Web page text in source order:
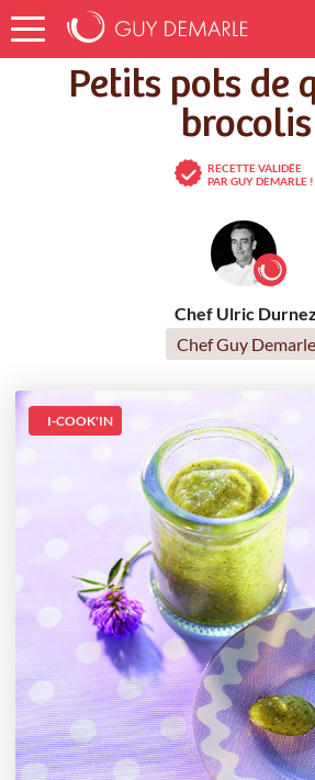
Accueil Recettes Petits pots de
Petits pots de
brocolis
RECETTE VALIDÉE
PAR GUY DEMARLE !
Chef Ulric Durnez
Chef Guy Demarle
I-COOK'IN